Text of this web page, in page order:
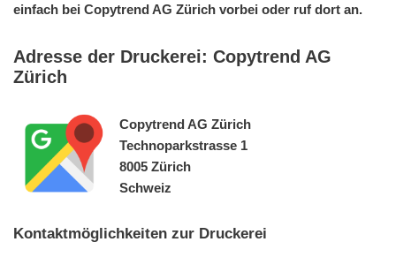
einfach bei Copytrend AG Zürich vorbei oder ruf dort an.
Adresse der Druckerei: Copytrend AG
Zürich
Copytrend AG Zürich
Technoparkstrasse 1
8005 Zürich
Schweiz
Kontaktmöglichkeiten zur Druckerei